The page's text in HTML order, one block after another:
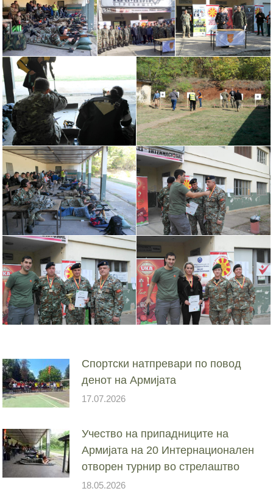
Спортски натпревари по повод
денот на Армијата
17.07.2026
Учество на припадниците на
Армијата на 20 Интернационален
отворен турнир во стрелаштво
18.05.2026